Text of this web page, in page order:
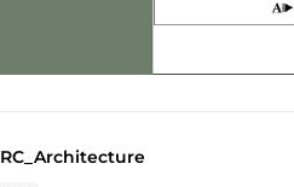
RC_Architecture